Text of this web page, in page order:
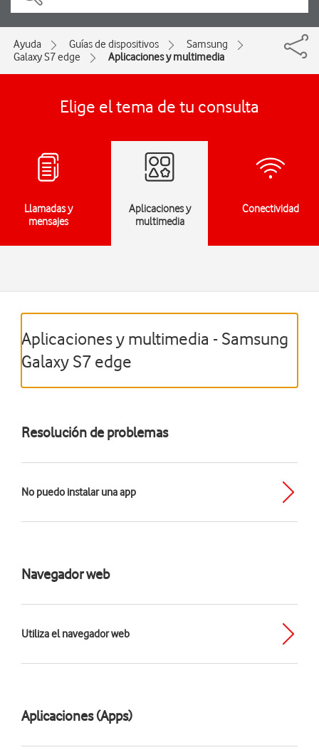
Ayuda Guías de dispositivos
Samsung
Galaxy S7 edge
Aplicaciones y multimedia
Elige el tema de tu consulta
Llamadas y
mensajes
Aplicaciones y
multimedia
Conectividad
Aplicaciones y multimedia - Samsung
Galaxy S7 edge
Resolución de problemas
No puedo instalar una app
Navegador web
Utiliza el navegador web
Aplicaciones (Apps)